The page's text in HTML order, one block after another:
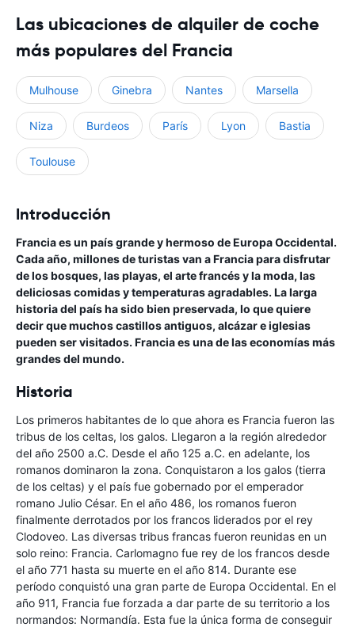
Las ubicaciones de alquiler de coche
más populares del Francia
Mulhouse Ginebra Nantes Marsella
Niza Burdeos París Lyon Bastia
Toulouse
Introducción
Francia es un país grande y hermoso de Europa Occidental.
Cada año, millones de turistas van a Francia para disfrutar
de los bosques, las playas, el arte francés y la moda, las
deliciosas comidas y temperaturas agradables. La larga
historia del país ha sido bien preservada, lo que quiere
decir que muchos castillos antiguos, alcázar e iglesias
pueden ser visitados. Francia es una de las economías más
grandes del mundo.
Historia
Los primeros habitantes de lo que ahora es Francia fueron las
tribus de los celtas, los galos. Llegaron a la región alrededor
del año 2500 a.C. Desde el año 125 a.C. en adelante, los
romanos dominaron la zona. Conquistaron a los galos (tierra
de los celtas) y el país fue gobernado por el emperador
romano Julio César. En el año 486, los romanos fueron
finalmente derrotados por los francos liderados por el rey
Clodoveo. Las diversas tribus francas fueron reunidas en un
solo reino: Francia. Carlomagno fue rey de los francos desde
el año 771 hasta su muerte en el año 814. Durante ese
período conquistó una gran parte de Europa Occidental. En el
año 911, Francia fue forzada a dar parte de su territorio a los
normandos: Normandía. Esta fue la única forma de conseguir